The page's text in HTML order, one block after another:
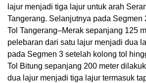
lajur menjadi tiga lajur untuk arah
Tangerang. Selanjutnya pada Segmen
Tol Tangerang–Merak sepanjang 125
pelebaran dari satu lajur menjadi dua
pada Segmen 3 setelah kolong tol
Tol Bitung sepanjang 200 meter
dua lajur menjadi tiga lajur termasuk